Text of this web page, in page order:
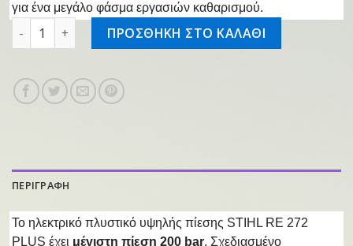
για ένα μεγάλο φάσμα εργασιών καθαρισμού.
Πλυστικό μηχάνημα RE 272 PLUS ποσότητα
ΠΡΟΣΘΗΚΗ ΣΤΟ ΚΑΛΑΘΙ
ΠΕΡΙΓΡΑΦΗ
Το ηλεκτρικό πλυστικό υψηλής πίεσης STIHL RE 272
PLUS έχει μέγιστη πίεση 200 bar. Σχεδιασμένο